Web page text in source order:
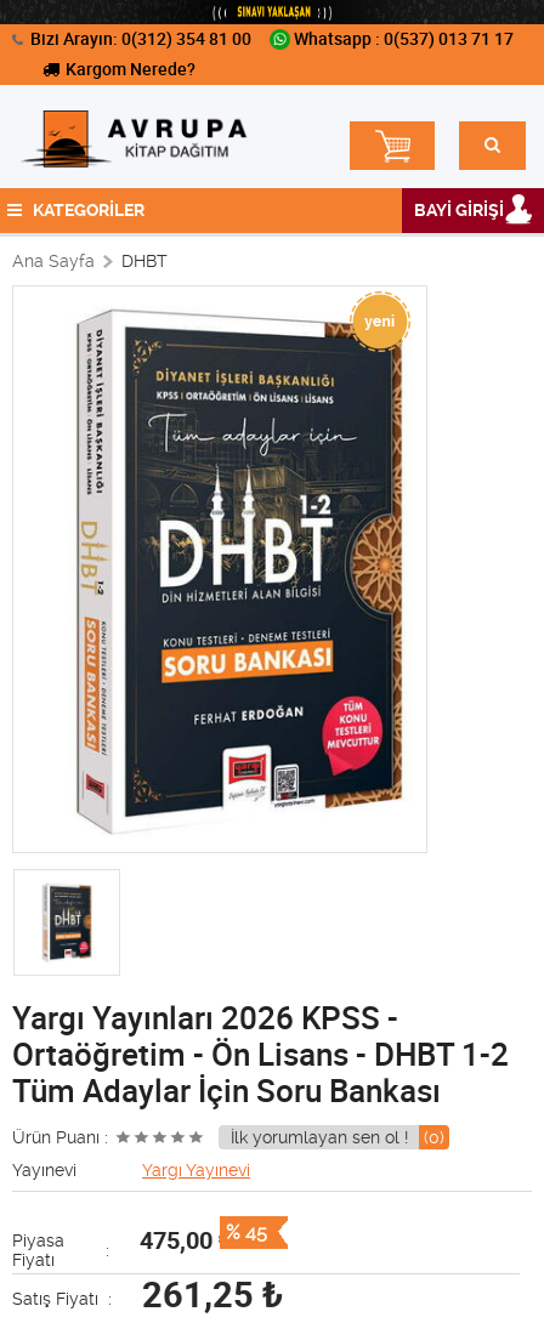
Bizi Arayın: 0(312) 354 81 00
Whatsapp : 0(537) 013 71 17
Kargom Nerede?
KATEGORİLER BAYİ GİRİŞİ
Ana Sayfa DHBT
Yargı Yayınları 2026 KPSS -
Ortaöğretim - Ön Lisans - DHBT 1-2
Tüm Adaylar İçin Soru Bankası
Ürün Puanı : İlk yorumlayan sen ol !
(0)
Yayınevi
Yargı Yayınevi
% 45
Piyasa
Fiyatı
: 475,00₺
Satış Fiyatı : 261,25 ₺